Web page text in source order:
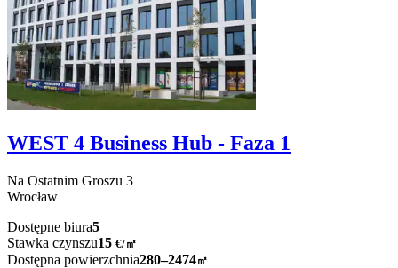
WEST 4 Business Hub - Faza 1
Na Ostatnim Groszu 3
Wrocław
Dostępne biura5
Stawka czynszu15 €/㎡
Dostępna powierzchnia280–2474㎡